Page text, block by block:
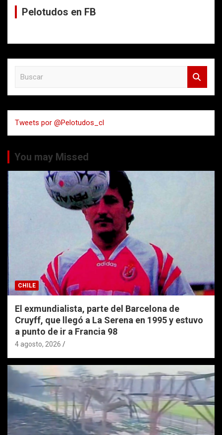
Pelotudos en FB
a
r
Tweets por @Pelotudos_cl
You may Missed
CHILE
El exmundialista, parte del Barcelona de
Cruyff, que llegó a La Serena en 1995 y estuvo
a punto de ir a Francia 98
4 agosto, 2026